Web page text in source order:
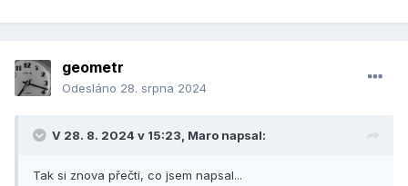
geometr
Odesláno 28. srpna 2024
V 28. 8. 2024 v 15:23, Maro napsal:
Tak si znova přečti, co jsem napsal...